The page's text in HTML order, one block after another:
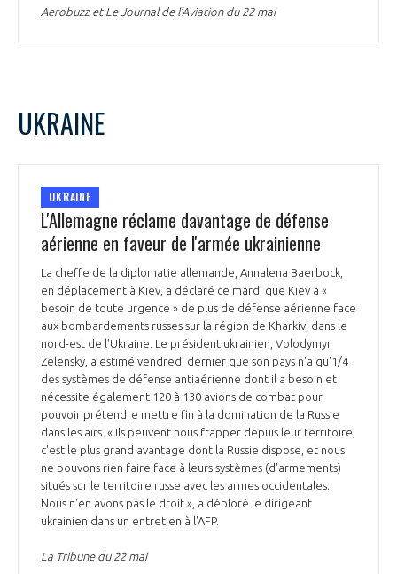
Aerobuzz et Le Journal de l’Aviation du 22 mai
UKRAINE
UKRAINE
L'Allemagne réclame davantage de défense
aérienne en faveur de l'armée ukrainienne
La cheffe de la diplomatie allemande, Annalena Baerbock,
en déplacement à Kiev, a déclaré ce mardi que Kiev a «
besoin de toute urgence » de plus de défense aérienne face
aux bombardements russes sur la région de Kharkiv, dans le
nord-est de l'Ukraine. Le président ukrainien, Volodymyr
Zelensky, a estimé vendredi dernier que son pays n'a qu'1/4
des systèmes de défense antiaérienne dont il a besoin et
nécessite également 120 à 130 avions de combat pour
pouvoir prétendre mettre fin à la domination de la Russie
dans les airs. « Ils peuvent nous frapper depuis leur territoire,
c'est le plus grand avantage dont la Russie dispose, et nous
ne pouvons rien faire face à leurs systèmes (d'armements)
situés sur le territoire russe avec les armes occidentales.
Nous n'en avons pas le droit », a déploré le dirigeant
ukrainien dans un entretien à l'AFP.
La Tribune du 22 mai